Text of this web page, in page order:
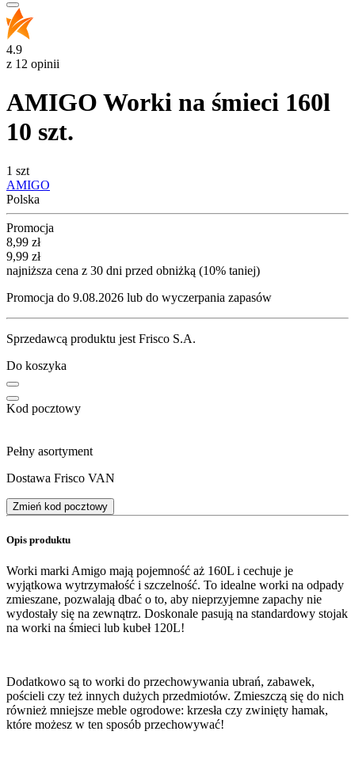
4.9
z 12 opinii
AMIGO Worki na śmieci 160l
10 szt.
1 szt
AMIGO
Polska
Promocja
Cena promocyjna
8,99 zł
9,99 zł
najniższa cena z 30 dni przed obniżką (10% taniej)
Promocja do 9.08.2026 lub do wyczerpania zapasów
Sprzedawcą produktu jest Frisco S.A.
Do koszyka
Kod pocztowy
Pełny asortyment
Dostawa Frisco VAN
Zmień kod pocztowy
Opis produktu
Worki marki Amigo mają pojemność aż 160L i cechuje je
wyjątkowa wytrzymałość i szczelność. To idealne worki na odpady
zmieszane, pozwalają dbać o to, aby nieprzyjemne zapachy nie
wydostały się na zewnątrz. Doskonale pasują na standardowy stojak
na worki na śmieci lub kubeł 120L!
Dodatkowo są to worki do przechowywania ubrań, zabawek,
pościeli czy też innych dużych przedmiotów. Zmieszczą się do nich
również mniejsze meble ogrodowe: krzesła czy zwinięty hamak,
które możesz w ten sposób przechowywać!